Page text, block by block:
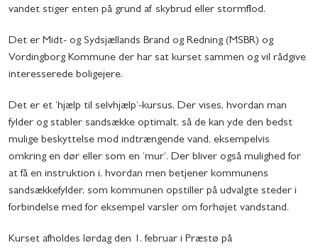
vandet stiger enten på grund af skybrud eller stormflod.
Det er Midt- og Sydsjællands Brand og Redning (MSBR) og
Vordingborg Kommune der har sat kurset sammen og vil rådgive
interesserede boligejere.
Det er et ’hjælp til selvhjælp’-kursus. Der vises, hvordan man
fylder og stabler sandsække optimalt, så de kan yde den bedst
mulige beskyttelse mod indtrængende vand, eksempelvis
omkring en dør eller som en ’mur’. Der bliver også mulighed for
at få en instruktion i, hvordan men betjener kommunens
sandsækkefylder, som kommunen opstiller på udvalgte steder i
forbindelse med for eksempel varsler om forhøjet vandstand.
Kurset afholdes lørdag den 1. februar i Præstø på